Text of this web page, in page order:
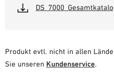
Produkt evtl. nicht in allen
Sie unseren Kundenservice.